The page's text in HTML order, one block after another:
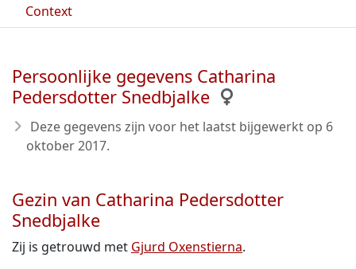
Context
Persoonlijke gegevens Catharina
Pedersdotter Snedbjalke
Deze gegevens zijn voor het laatst bijgewerkt op 6
oktober 2017.
Gezin van Catharina Pedersdotter
Snedbjalke
Zij is getrouwd met Gjurd Oxenstierna.